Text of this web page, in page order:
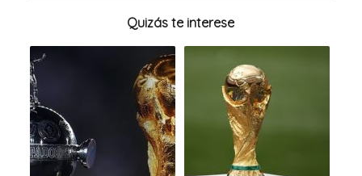
Quizás te interese